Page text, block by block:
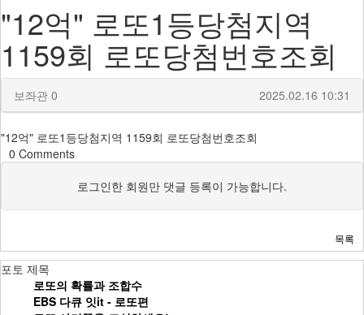
"12억" 로또1등당첨지역
1159회 로또당첨번호조회
보좌관 0 2025.02.16 10:31
"12억" 로또1등당첨지역 1159회 로또당첨번호조회
0 Comments
로그인한 회원만 댓글 등록이 가능합니다.
목록
포토 제목
로또의 확률과 조합수
EBS 다큐 잇it - 로또편